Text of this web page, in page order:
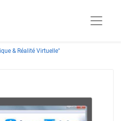
& Réalité Virtuelle"